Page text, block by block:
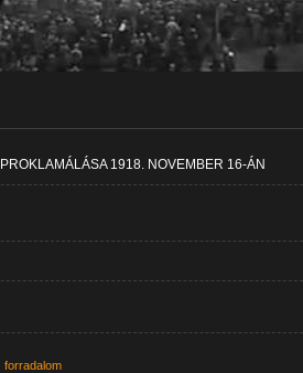
1918. NOVEMBER 16-ÁN
forradalom